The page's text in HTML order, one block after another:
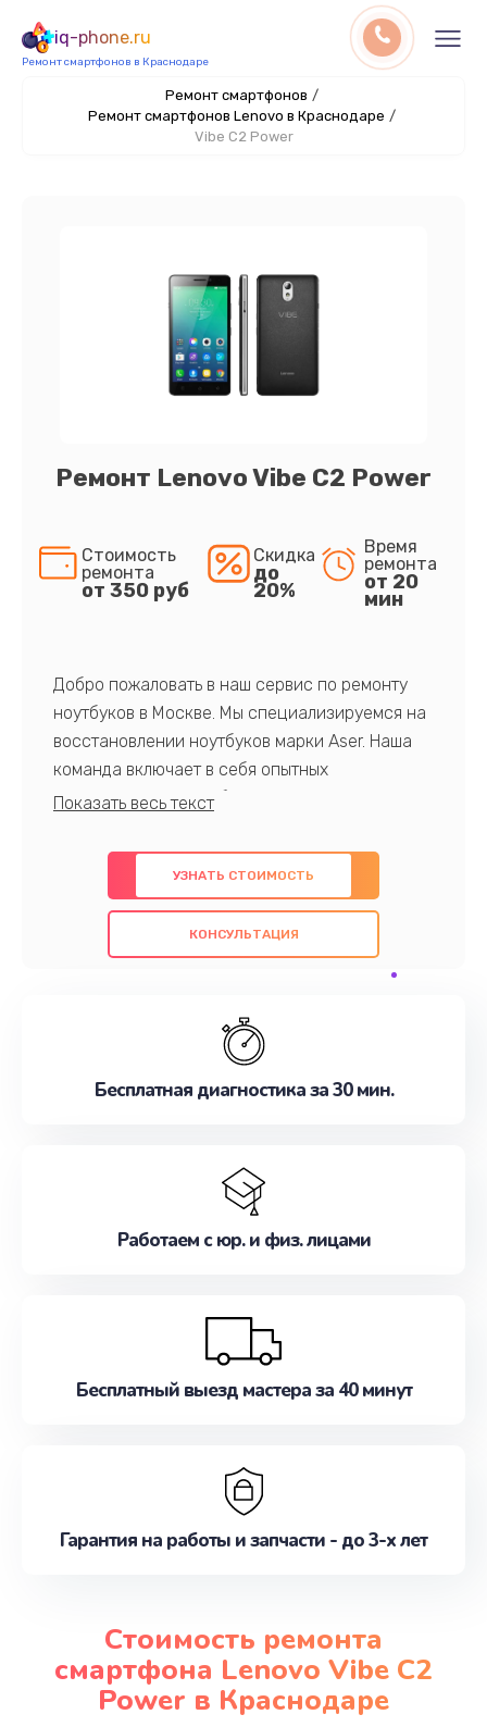
iq-phone.ru
Ремонт смартфонов в Краснодаре
Ремонт смартфонов /
Ремонт смартфонов Lenovo в Краснодаре /
Vibe C2 Power
Ремонт Lenovo Vibe C2 Power
Стоимость
ремонта
от 350 руб
Скидка
до
20%
Время
ремонта
от 20
мин
Добро пожаловать в наш сервис по ремонту
ноутбуков в Москве. Мы специализируемся на
восстановлении ноутбуков марки Aser. Наша
команда включает в себя опытных
профессионалов с обширными знаниями и
предлагаем быстрый и качественный ремонт с
использованием оригинальных компонентов, а
также гарантируем качество всех
проведенных работ. Наша цель - предоставить
наилучшим образом. Не медлите записаться на
УЗНАТЬ СТОИМОСТЬ
КОНСУЛЬТАЦИЯ
Бесплатная диагностика за 30 мин.
Работаем с юр. и физ. лицами
Бесплатный выезд мастера за 40 минут
Гарантия на работы и запчасти - до 3-х лет
Стоимость ремонта
смартфона Lenovo Vibe C2
Power в Краснодаре